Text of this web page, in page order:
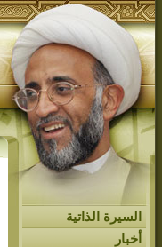
السيرة الذاتية
أخبار